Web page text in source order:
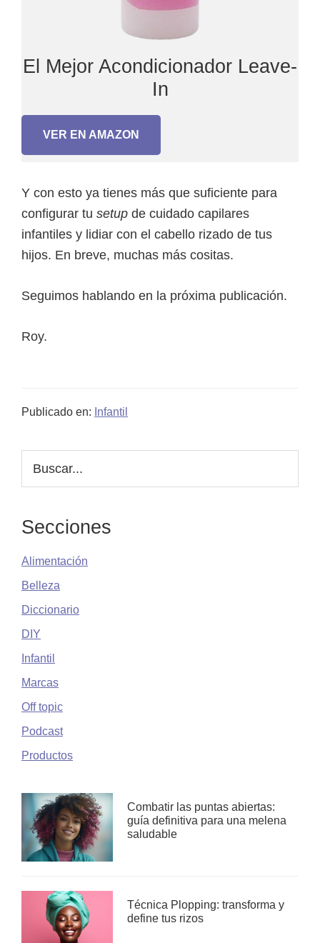
El Mejor Acondicionador Leave-
In
VER EN AMAZON
Y con esto ya tienes más que suficiente para
configurar tu setup de cuidado capilares
infantiles y lidiar con el cabello rizado de tus
hijos. En breve, muchas más cositas.
Seguimos hablando en la próxima publicación.
Roy.
Publicado en: Infantil
Barra
lateral
Secciones
Alimentación
Belleza
Diccionario
DIY
Infantil
Marcas
Off topic
Podcast
Productos
Combatir las puntas abiertas:
guía definitiva para una melena
saludable
Técnica Plopping: transforma y
define tus rizos